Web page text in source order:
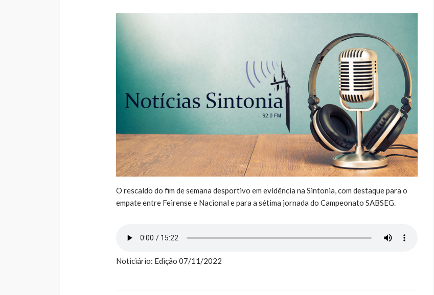
O rescaldo do fim de semana desportivo em evidência na Sintonia, com destaque para o
empate entre Feirense e Nacional e para a sétima jornada do Campeonato SABSEG.
Noticiário: Edição 07/11/2022